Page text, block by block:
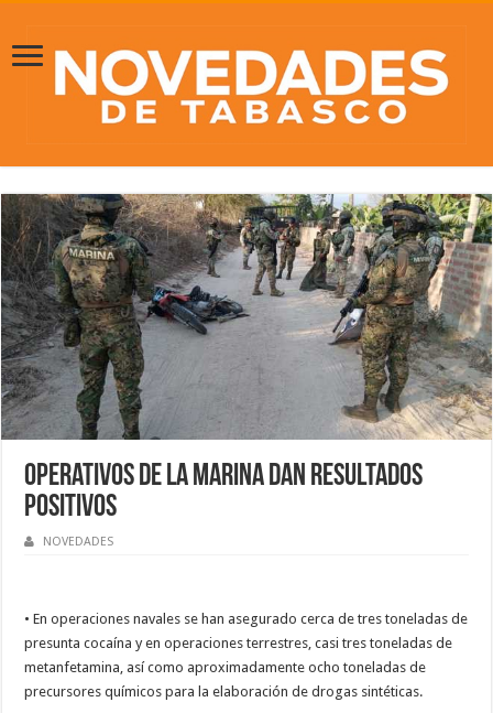
Operativos de la Marina dan resultados
positivos
NOVEDADES
• En operaciones navales se han asegurado cerca de tres toneladas de
presunta cocaína y en operaciones terrestres, casi tres toneladas de
metanfetamina, así como aproximadamente ocho toneladas de
precursores químicos para la elaboración de drogas sintéticas.